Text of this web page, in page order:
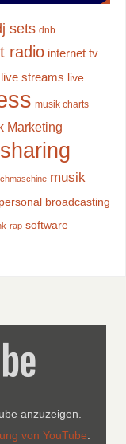
sets dnb
radio internet tv
live streams live
musik charts
Marketing
musik
personal broadcasting
rap software
anzuzeigen.
von YouTube